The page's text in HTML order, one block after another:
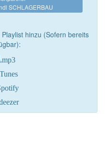
SCHLAGERBAU
hinzu (Sofern bereits
mp3